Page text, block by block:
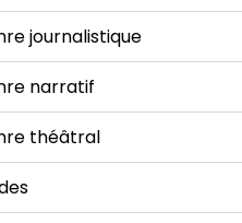
journalistique
narratif
théâtral